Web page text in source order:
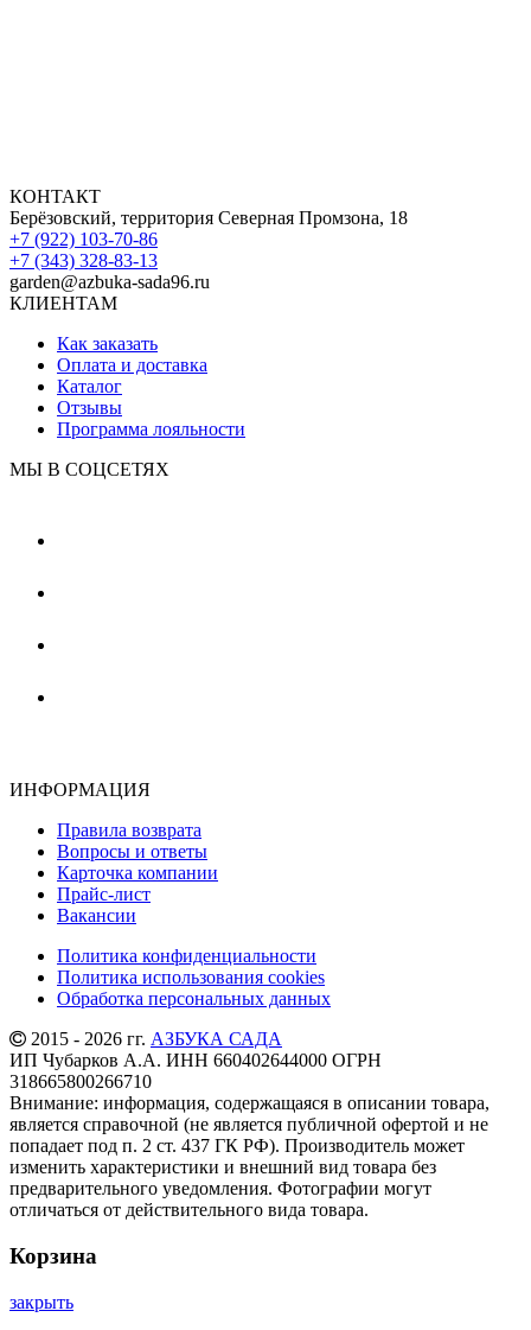
КОНТАКТ
Берёзовский, территория Северная Промзона, 18
+7 (922) 103-70-86
+7 (343) 328-83-13
garden@azbuka-sada96.ru
КЛИЕНТАМ
Как заказать
Оплата и доставка
Каталог
Отзывы
Программа лояльности
МЫ В СОЦСЕТЯХ
ИНФОРМАЦИЯ
Правила возврата
Вопросы и ответы
Карточка компании
Прайс-лист
Вакансии
Политика конфиденциальности
Политика использования cookies
Обработка персональных данных
2015 - 2026 гг. АЗБУКА САДА
ИП Чубарков А.А. ИНН 660402644000 ОГРН
318665800266710
Внимание: информация, содержащаяся в описании товара,
является справочной (не является публичной офертой и не
попадает под п. 2 ст. 437 ГК РФ). Производитель может
изменить характеристики и внешний вид товара без
предварительного уведомления. Фотографии могут
отличаться от действительного вида товара.
Корзина
закрыть